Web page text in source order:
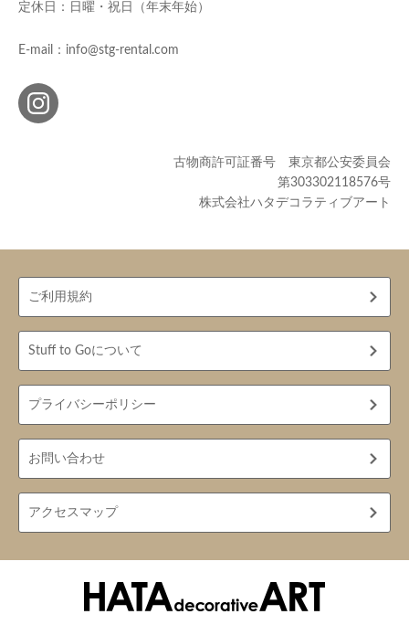
定休日：日曜・祝日（年末年始）
E-mail：info@stg-rental.com
古物商許可証番号 東京都公安委員会
第303302118576号
株式会社ハタデコラティブアート
ご利用規約
Stuff to Goについて
プライバシーポリシー
お問い合わせ
アクセスマップ